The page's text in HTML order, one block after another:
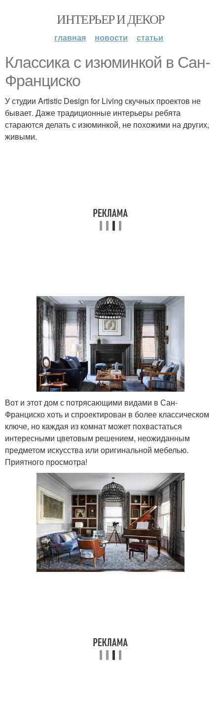
ИНТЕРЬЕР И ДЕКОР
главная новости статьи
Классика с изюминкой в Сан-
Франциско
У студии Artistic Design for Living скучных проектов не
бывает. Даже традиционные интерьеры ребята
стараются делать с изюминкой, не похожими на других,
живыми.
Вот и этот дом с потрясающими видами в Сан-
Франциско хоть и спроектирован в более классическом
ключе, но каждая из комнат может похвастаться
интересными цветовым решением, неожиданным
предметом искусства или оригинальной мебелью.
Приятного просмотра!